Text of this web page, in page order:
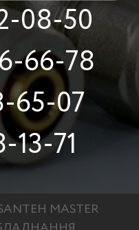
данные
08-50
66-78
65-07
13-71
MASTER